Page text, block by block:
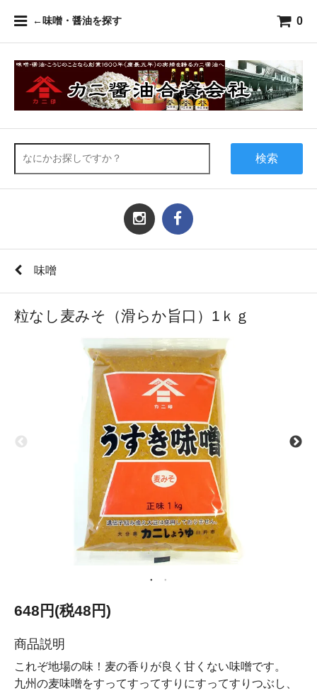
←味噌・醤油を探す 0
検索
味噌
粒なし麦みそ（滑らか旨口）1ｋｇ
648円(税48円)
商品説明
これぞ地場の味！麦の香りが良く甘くない味噌です。
九州の麦味噌をすってすってすりにすってすりつぶし、